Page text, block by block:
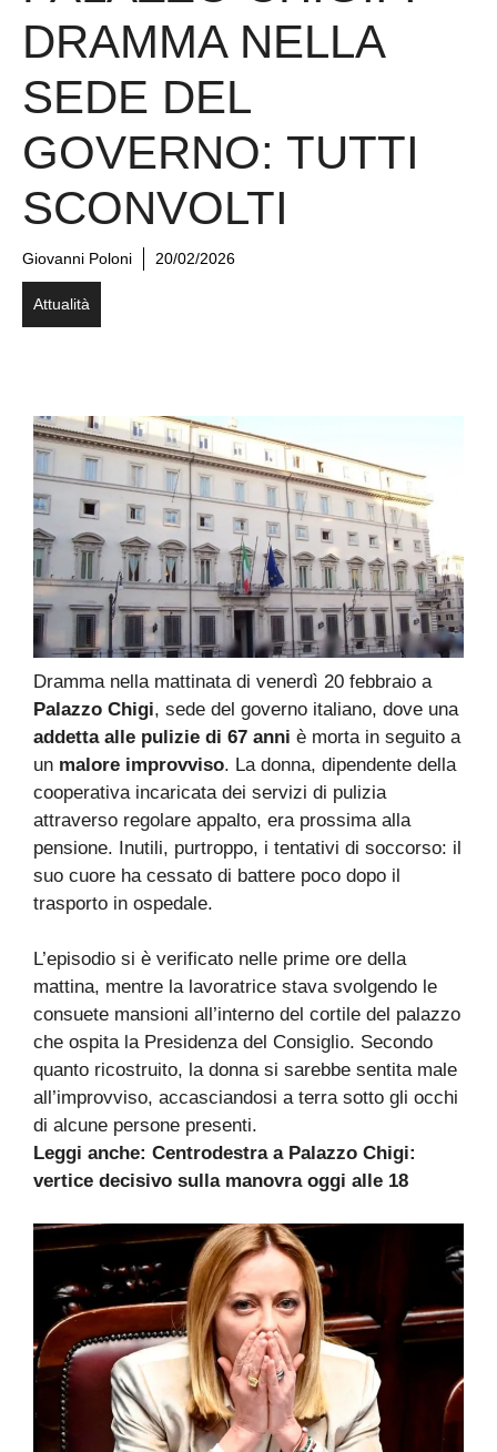
DRAMMA NELLA
SEDE DEL
GOVERNO: TUTTI
SCONVOLTI
Giovanni Poloni 20/02/2026
Attualità
Dramma nella mattinata di venerdì 20 febbraio a
Palazzo Chigi, sede del governo italiano, dove una
addetta alle pulizie di 67 anni è morta in seguito a
un malore improvviso. La donna, dipendente della
cooperativa incaricata dei servizi di pulizia
attraverso regolare appalto, era prossima alla
pensione. Inutili, purtroppo, i tentativi di soccorso: il
suo cuore ha cessato di battere poco dopo il
trasporto in ospedale.
L’episodio si è verificato nelle prime ore della
mattina, mentre la lavoratrice stava svolgendo le
consuete mansioni all’interno del cortile del palazzo
che ospita la Presidenza del Consiglio. Secondo
quanto ricostruito, la donna si sarebbe sentita male
all’improvviso, accasciandosi a terra sotto gli occhi
di alcune persone presenti.
Leggi anche: Centrodestra a Palazzo Chigi:
vertice decisivo sulla manovra oggi alle 18